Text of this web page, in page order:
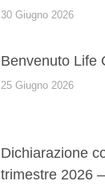
30 Giugno 2026
Benvenuto Life
25 Giugno 2026
Dichiarazione
trimestre 2026